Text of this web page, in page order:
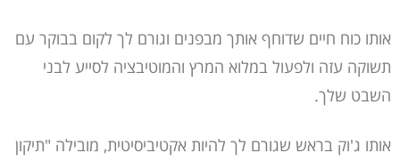
אותו כוח חיים שדוחף אותך מבפנים וגורם לך לקום בבוקר עם
תשוקה עזה ולפעול במלוא המרץ והמוטיבציה לסייע לבני
השבט שלך.
אותו ג'וק בראש שגורם לך להיות אקטיביסיטית, מובילה "תיקון